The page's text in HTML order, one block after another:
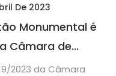
De 2023
Monumental é
Câmara de
2023 da Câmara